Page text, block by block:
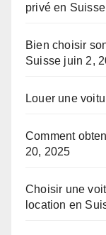
privé en Suisse
Bien choisir
Suisse juin 2,
Louer une
Comment
20, 2025
Choisir une
location en